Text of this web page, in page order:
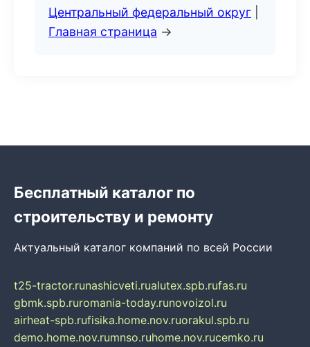
Центральный федеральный округ
Главная страница →
Бесплатный каталог по
строительству и ремонту
Актуальный каталог компаний по всей России
t25-tractor.runashicveti.rualutex.spb.rufas.ru
gbmk.spb.ruromania-today.runovoizol.ru
airheat-spb.rufisika.home.nov.ruorakul.spb.ru
demo.home.nov.rumnso.ruhome.nov.rucemko.ru